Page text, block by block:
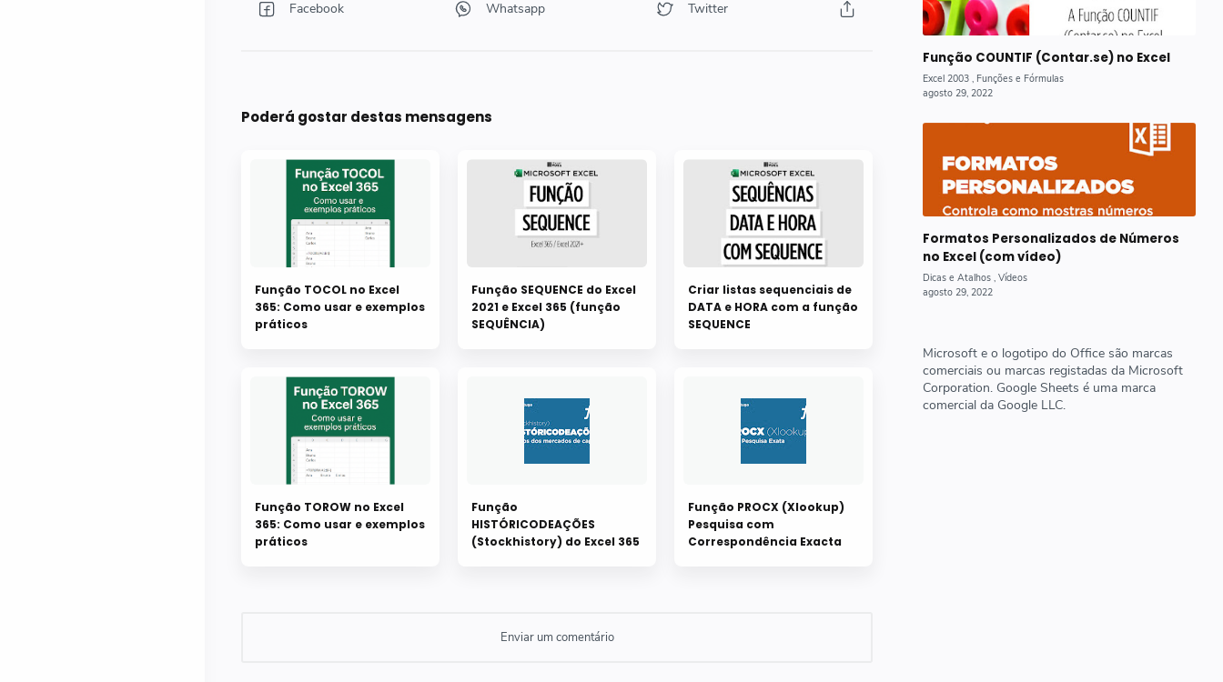
Poderá gostar destas mensagens
Função TOCOL no Excel
365: Como usar e exemplos
práticos
Função SEQUENCE do Excel
2021 e Excel 365 (função
SEQUÊNCIA)
Criar listas sequenciais de
DATA e HORA com a função
SEQUENCE
Função TOROW no Excel
365: Como usar e exemplos
práticos
Função
HISTÓRICODEAÇÕES
(Stockhistory) do Excel 365
Função PROCX (Xlookup)
Pesquisa com
Correspondência Exacta
Função COUNTIF (Contar.se) no Excel
Formatos Personalizados de Números
no Excel (com vídeo)
Microsoft e o logotipo do Office são marcas
comerciais ou marcas registadas da Microsoft
Corporation. Google Sheets é uma marca
comercial da Google LLC.